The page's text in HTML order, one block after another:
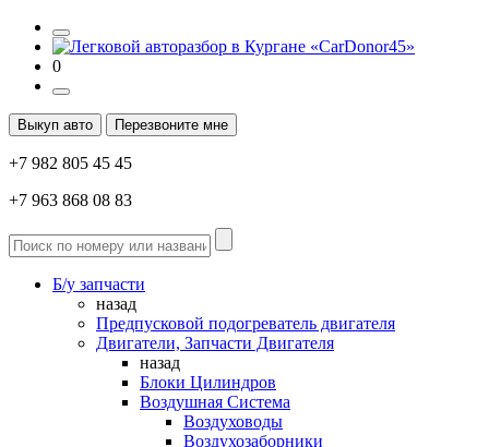
0
Выкуп авто Перезвоните мне
+7 982 805 45 45
+7 963 868 08 83
Б/у запчасти
назад
Предпусковой подогреватель двигателя
Двигатели, Запчасти Двигателя
назад
Блоки Цилиндров
Воздушная Система
Воздуховоды
Воздухозаборники